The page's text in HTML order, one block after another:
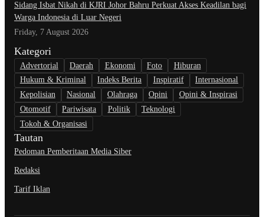
Sidang Isbat Nikah di KJRI Johor Bahru Perkuat Akses Keadilan bagi
Warga Indonesia di Luar Negeri
Friday, 7 August 2026
Kategori
Advertorial Daerah Ekonomi Foto
Hiburan
Hukum & Kriminal
Indeks Berita Inspiratif
Internasional
Kepolisian
Nasional Olahraga Opini
Opini & Inspirasi
Otomotif
Pariwisata Politik
Teknologi
Tokoh & Organisasi
Tautan
Pedoman Pemberitaan Media Siber
Redaksi
Tarif Iklan